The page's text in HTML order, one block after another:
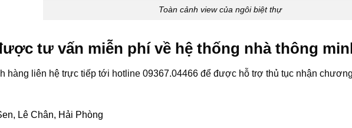
Toàn cảnh view của ngôi biệt thự
tư vấn miễn phí về hệ thống nhà thông
hàng liên hệ trực tiếp tới hotline 09367.04466 để được hỗ trợ thủ tục nhận
Lê Chân, Hải Phòng